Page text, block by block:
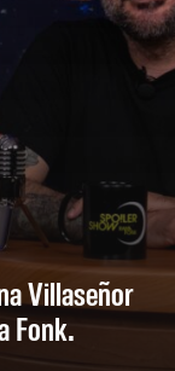
Villaseñor
Fonk.